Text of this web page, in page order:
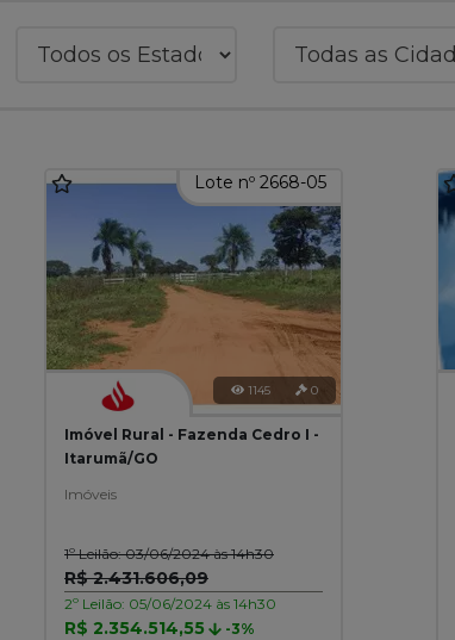
Lote nº 2668-05
1145 0
Imóvel Rural - Fazenda Cedro I -
Itarumã/GO
Imóveis
1º Leilão: 03/06/2024 às 14h30
R$ 2.431.606,09
2º Leilão: 05/06/2024 às 14h30
R$ 2.354.514,55 -3%